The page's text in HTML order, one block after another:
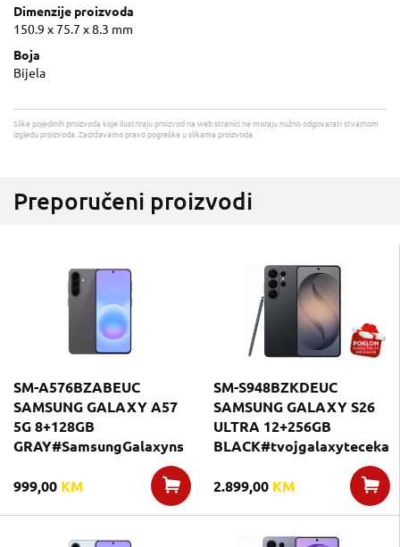
Dimenzije proizvoda
150.9 x 75.7 x 8.3 mm
Boja
Bijela
Slike pojedinih proizvoda koje ilustriraju proizvod na web stranici ne moraju nužno odgovarati stvarnom
izgledu proizvoda. Zadržavamo pravo pogreške u slikama proizvoda.
Preporučeni proizvodi
SM-A576BZABEUC
SAMSUNG GALAXY A57
5G 8+128GB
GRAY#SamsungGalaxyns
999,00 KM
SM-S948BZKDEUC
SAMSUNG GALAXY S26
ULTRA 12+256GB
BLACK#tvojgalaxyteceka
2.899,00 KM